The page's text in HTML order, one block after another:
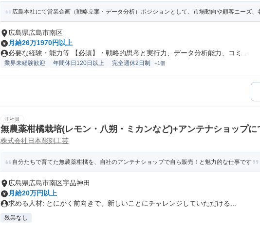
広島本社にて営業企画（戦略立案・データ分析）ポジションとして、市場動向や顧客ニーズ、
広島県広島市南区
月給26万1970円以上
必要な経験・能力等 【必須】・戦略的思考と実行力、データ分析能力、コミ...
業界未経験歓迎 年間休日120日以上 完全週休2日制 +1個
正社員
無農薬柑橘栽培(レモン・八朔・ミカンなど)+アンテナショップに
株式会社日本彫刻工芸
自分たちで育てた無農薬柑橘を、自社のアンテナショップで自ら販売！と魅力的な仕事です
広島県広島市南区宇品神田
月給20万円以上
求める人材: とにかく前向きで、新しいことにチャレンジしていただける...
残業なし